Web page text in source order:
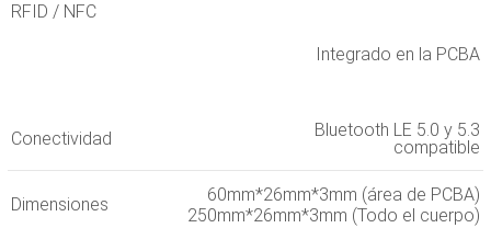
RFID / NFC
Integrado en la PCBA
Conectividad
Bluetooth LE 5.0 y 5.3
compatible
Dimensiones
60mm*26mm*3mm (área de PCBA)
250mm*26mm*3mm (Todo el cuerpo)